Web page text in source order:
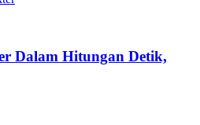
Dalam Hitungan Detik,